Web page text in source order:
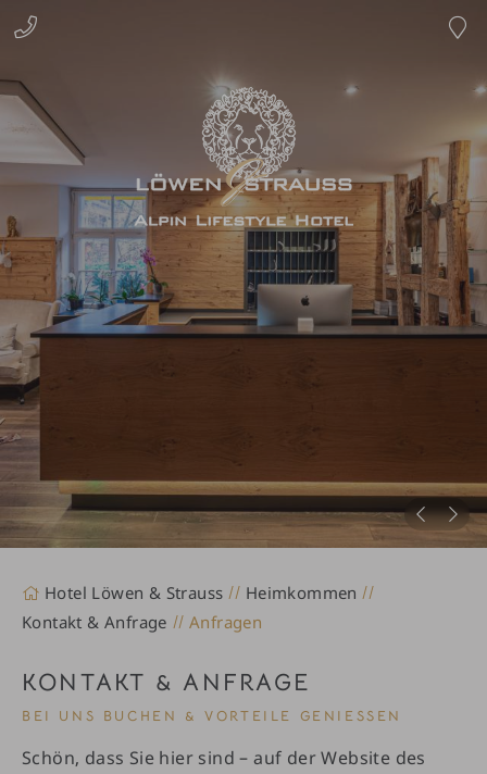
8
0
0
0
Hotel Löwen & Strauss
Heimkommen
Kontakt & Anfrage
Anfragen
KONTAKT & ANFRAGE
BEI UNS BUCHEN & VORTEILE GENIESSEN
Schön, dass Sie hier sind – auf der Website des